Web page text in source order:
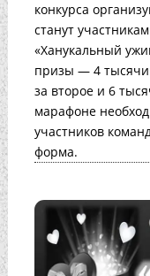
конкурса
станут
«Ханукальный
призы — 4 тысячи
за второе и 6
марафоне
участников
форма.